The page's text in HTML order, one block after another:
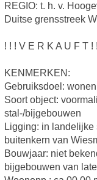
REGIO: t. h. v.
Duitse grensstreek
! ! ! V E R K A U F T !
KENMERKEN:
Gebruiksdoel: wonen
Soort object:
stal-/bijgebouwen
Ligging: in landelijke
buitenkern van
Bouwjaar: niet
bijgebouwen van